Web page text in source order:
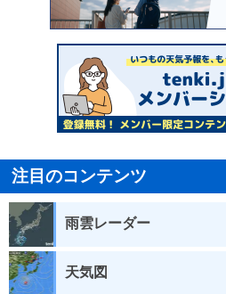
注目のコンテンツ
雨雲レーダー
天気図